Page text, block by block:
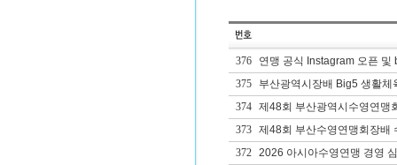
376
연맹 공식 Instagram 오픈 및
375
부산광역시장배 Big5 생활체
374
제48회 부산광역시수영연맹
373
제48회 부산수영연맹회장배
372
2026 아시아수영연맹 경영